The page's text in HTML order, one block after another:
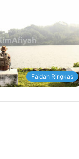
Faidah Ringkas